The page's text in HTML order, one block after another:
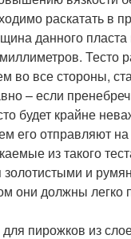
раскатать в
данного
Тесто
во все стороны,
– если
будет крайне
его отправляют
из такого
золотистыми и
они должны легко
пирожков из